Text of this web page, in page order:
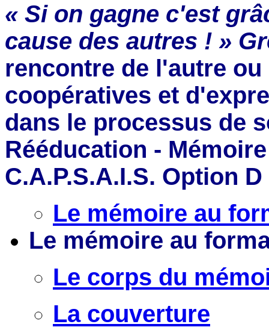
« Si on gagne c'est
cause des autres ! »
rencontre de l'autre
coopératives et
dans le processus de
Rééducation -
C.A.P.S.A.I.S. Option
Le mémoire au
Le mémoire au
Le corps du
La couverture